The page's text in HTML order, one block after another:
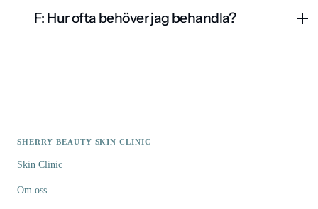
efter cirka 2 veckor.
F: Hur ofta behöver jag behandla?
SHERRY BEAUTY SKIN CLINIC
Skin Clinic
Om oss